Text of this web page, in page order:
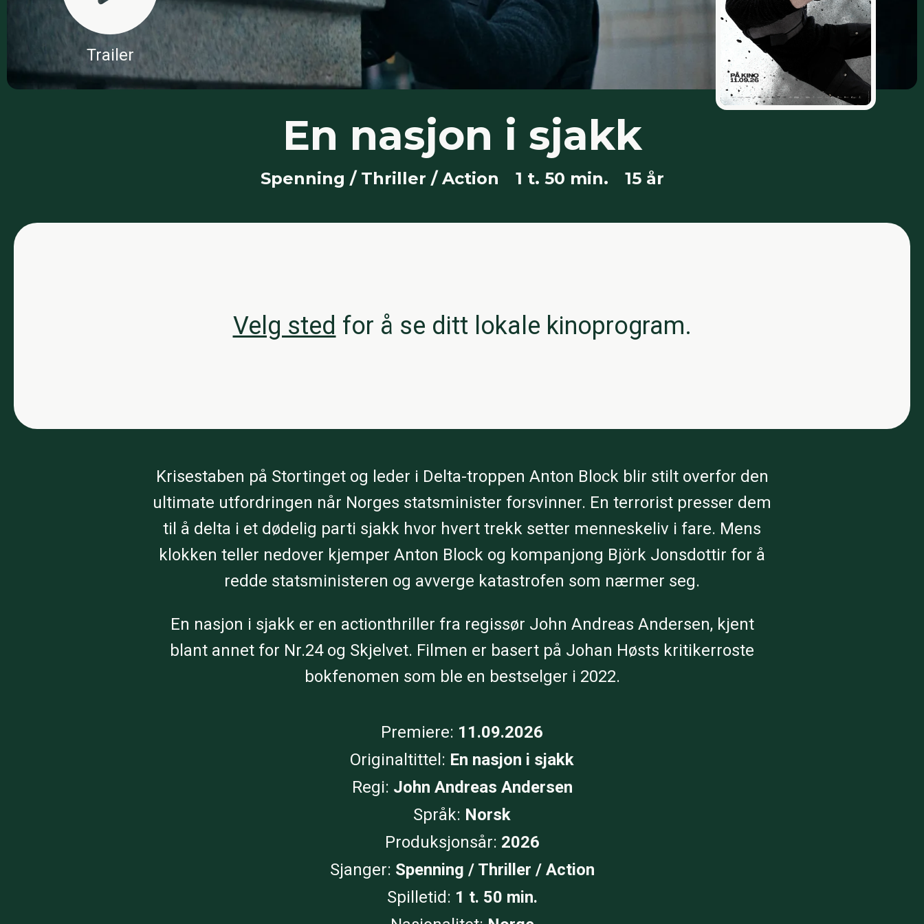
Trailer
En nasjon i sjakk
Spenning / Thriller / Action 1 t. 50 min. 15 år
Velg sted for å se ditt lokale kinoprogram.
Krisestaben på Stortinget og leder i Delta-troppen Anton Block blir stilt overfor den
ultimate utfordringen når Norges statsminister forsvinner. En terrorist presser dem
til å delta i et dødelig parti sjakk hvor hvert trekk setter menneskeliv i fare. Mens
klokken teller nedover kjemper Anton Block og kompanjong Björk Jonsdottir for å
redde statsministeren og avverge katastrofen som nærmer seg.
En nasjon i sjakk er en actionthriller fra regissør John Andreas Andersen, kjent
blant annet for Nr.24 og Skjelvet. Filmen er basert på Johan Høsts kritikerroste
bokfenomen som ble en bestselger i 2022.
Premiere: 11.09.2026
Originaltittel: En nasjon i sjakk
Regi: John Andreas Andersen
Språk: Norsk
Produksjonsår: 2026
Sjanger: Spenning / Thriller / Action
Spilletid: 1 t. 50 min.